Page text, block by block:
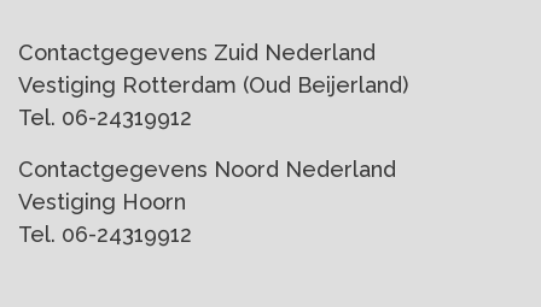
Contactgegevens Zuid Nederland
Vestiging Rotterdam (Oud Beijerland)
Tel. 06-24319912
Contactgegevens Noord Nederland
Vestiging Hoorn
Tel. 06-24319912